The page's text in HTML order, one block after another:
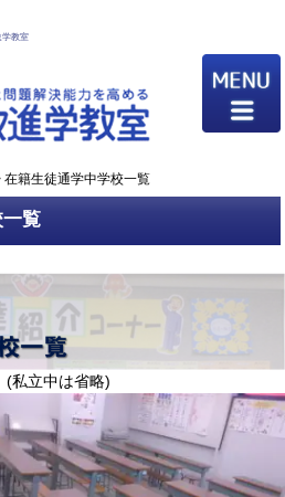
学教室
在籍生徒通学中学校一覧
覧
(私立中は省略)